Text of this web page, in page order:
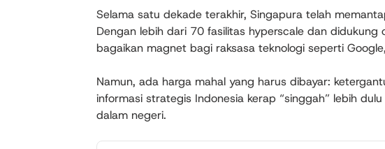
Selama satu dekade terakhir, Singapura telah
Dengan lebih dari 70 fasilitas hyperscale dan didukung
bagaikan magnet bagi raksasa teknologi seperti
Namun, ada harga mahal yang harus dibayar:
informasi strategis Indonesia kerap “singgah” lebih
dalam negeri.